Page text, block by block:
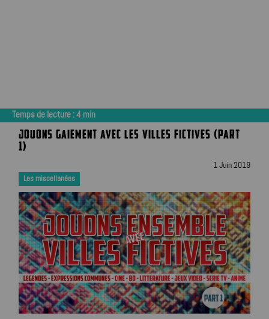
Temps de lecture :4 min
JOUONS GAIEMENT AVEC LES VILLES FICTIVES (PART
1)
1 Juin 2019
Les miscellanées